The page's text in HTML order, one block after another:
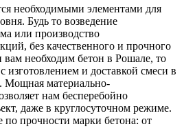
необходимыми элементами для
Будь то возведение
или производство
без качественного и прочного
вам необходим бетон в Рошале, то
и доставкой смеси в
Мощная материально-
нам бесперебойно
даже в круглосуточном режиме.
прочности марки бетона: от